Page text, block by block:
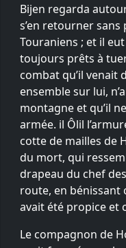
Bijen regarda
s’en retourner sans
Touraniens ; et il
toujours prêts à
combat qu’il venait
ensemble sur lui,
montagne et qu’il
armée. il Ôlil
cotte de mailles de
du mort, qui
drapeau du chef
route, en bénissant
avait été propice et
Le compagnon de